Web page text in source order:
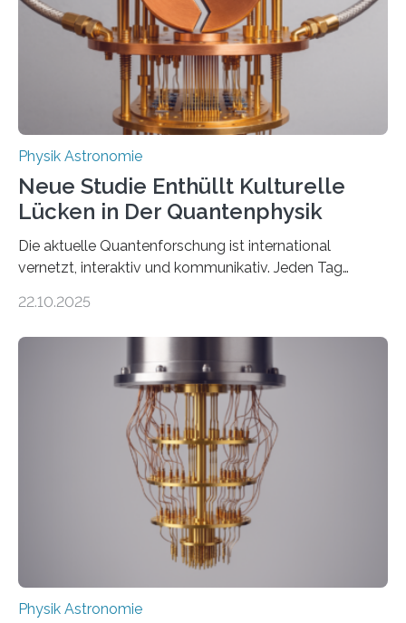
Der lange diskutierte Thorium-Kernübergang wurde
gefunden. Kurz darauf konnte man zeigen, dass sich
Thorium tatsächlich nutzen lässt, um hochpräzise…
Physik Astronomie
Neue Studie Enthüllt Kulturelle
Lücken in Der Quantenphysik
Die aktuelle Quantenforschung ist international
vernetzt, interaktiv und kommunikativ. Jeden Tag
oft von Autor*innen, die eng zusammenarbeiten. Neue
werden schnell weiterentwickelt. Dies ist der Alltag in
der Forschung der Quantentheorie, die dieses Jahr 100
Jahre alt geworden ist, weshalb die UNESCO 2025 zum
Internationalen Jahr der Quantenwissenschaft und -
technologie ausgerufen hat. Doch nun hat eine
internationale Forschungsgruppe um den
22.10.2025
Physik Astronomie